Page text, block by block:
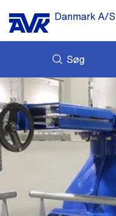
Danmark A/S
Søg
NYHEDER
DOWNLOADS
CASES
OM OS